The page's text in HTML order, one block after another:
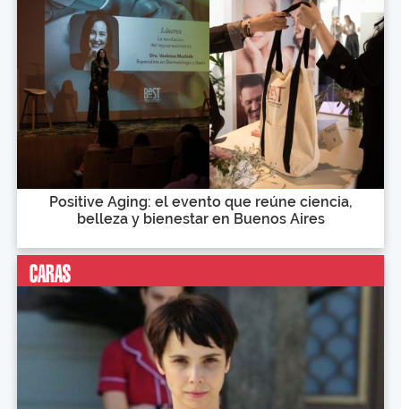
Positive Aging: el evento que reúne ciencia,
belleza y bienestar en Buenos Aires